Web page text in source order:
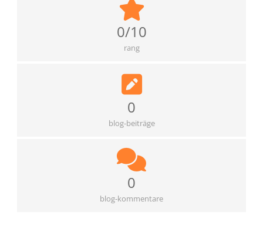
0/10
rang
0
blog-beiträge
0
blog-kommentare